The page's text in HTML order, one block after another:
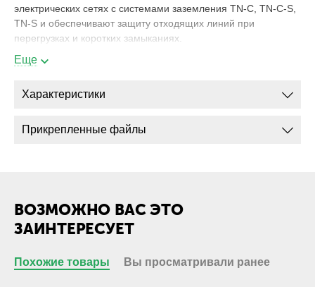
электрических сетях с системами заземления TN-C, TN-C-S,
TN-S и обеспечивают защиту отходящих линий при
перегрузках и коротких замыканиях.
ВРУ изготавливается укомплектованным необходимыми
рубильниками, автоматическими выключателями,
устройствами, согласно схеме ВРУ и оно полностью готово к
пользоваться.
времени, наши инженеры подберут именно то, что вам
нужно - присылайте нам запрос на расчет стоимости.
обозначения:
Еще
Характеристики
Прикрепленные файлы
ВОЗМОЖНО ВАС ЭТО
ЗАИНТЕРЕСУЕТ
Похожие товары Вы просматривали ранее